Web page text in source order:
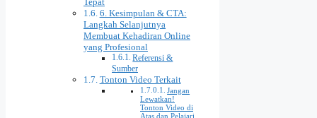
6. Kesimpulan & CTA:
Langkah Selanjutnya
Membuat Kehadiran Online
yang Profesional
Referensi &
Sumber
Tonton Video Terkait
Jangan
Lewatkan!
Tonton Video di
Atas dan Pelajari